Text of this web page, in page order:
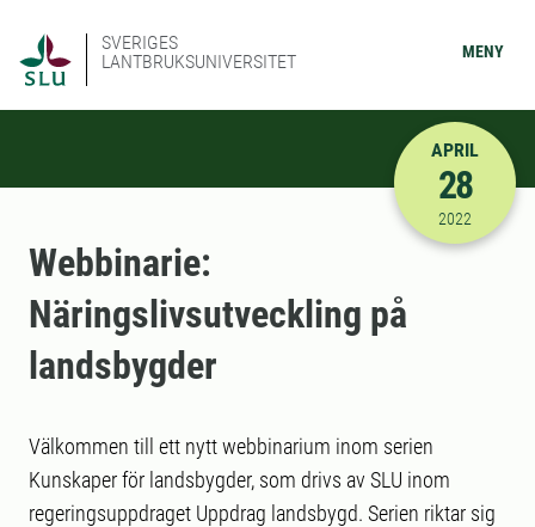
SVERIGES
LANTBRUKSUNIVERSITET
MENY
2022-04-
APRIL
28
2022
Webbinarie:
Näringslivsutveckling på
landsbygder
Välkommen till ett nytt webbinarium inom serien
Kunskaper för landsbygder, som drivs av SLU inom
regeringsuppdraget Uppdrag landsbygd. Serien riktar sig